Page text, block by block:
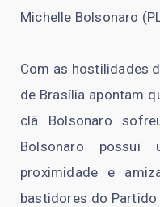
Michelle Bolsonaro
Com as hostilidades
de Brasília apontam
clã Bolsonaro
Bolsonaro possui
proximidade e
bastidores do Partido